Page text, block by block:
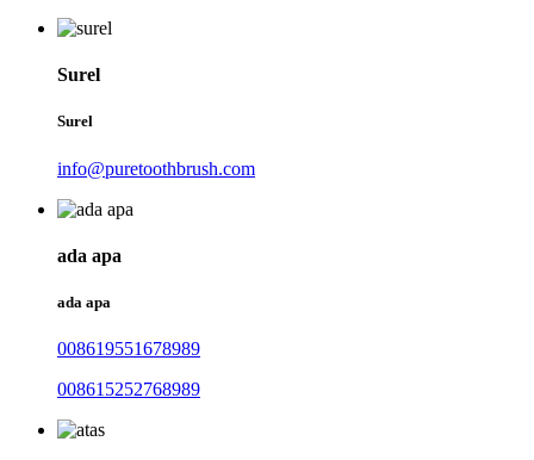
Surel
Surel
info@puretoothbrush.com
ada apa
ada apa
008619551678989
008615252768989